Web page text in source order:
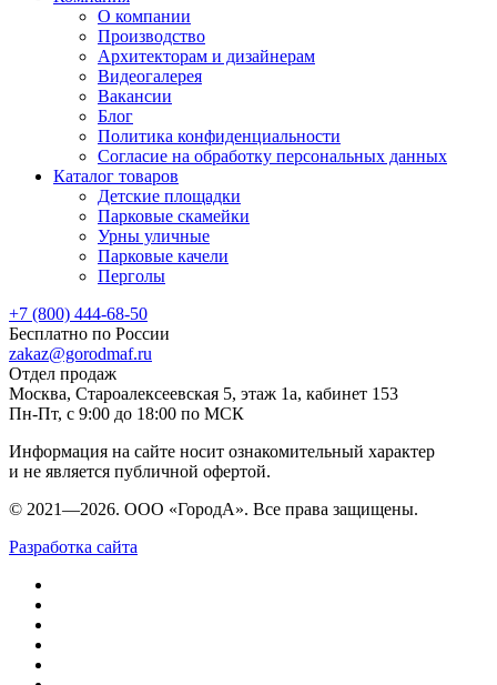
О компании
Производство
Архитекторам и дизайнерам
Видеогалерея
Вакансии
Блог
Политика конфиденциальности
Согласие на обработку персональных данных
Каталог товаров
Детские площадки
Парковые скамейки
Урны уличные
Парковые качели
Перголы
+7 (800) 444-68-50
Бесплатно по России
zakaz@gorodmaf.ru
Отдел продаж
Москва, Староалексеевская 5, этаж 1а, кабинет 153
Пн-Пт, с 9:00 до 18:00 по МСК
Информация на сайте носит ознакомительный характер
и не является публичной офертой.
© 2021—2026. ООО «ГородА». Все права защищены.
Разработка сайта